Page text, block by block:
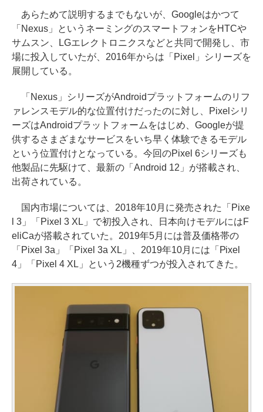
あらためて説明するまでもないが、Googleはかつて
「Nexus」というネーミングのスマートフォンをHTCや
サムスン、LGエレクトロニクスなどと共同で開発し、市
場に投入していたが、2016年からは「Pixel」シリーズを
展開している。
「Nexus」シリーズがAndroidプラットフォームのリフ
ァレンスモデル的な位置付けだったのに対し、Pixelシリ
ーズはAndroidプラットフォームをはじめ、Googleが提
供するさまざまなサービスをいち早く体験できるモデル
という位置付けとなっている。今回のPixel 6シリーズも
他製品に先駆けて、最新の「Android 12」が搭載され、
出荷されている。
国内市場については、2018年10月に発売された「Pixe
l 3」「Pixel 3 XL」で初投入され、日本向けモデルにはF
eliCaが搭載されていた。2019年5月には普及価格帯の
「Pixel 3a」「Pixel 3a XL」、2019年10月には「Pixel
4」「Pixel 4 XL」という2機種ずつが投入されてきた。